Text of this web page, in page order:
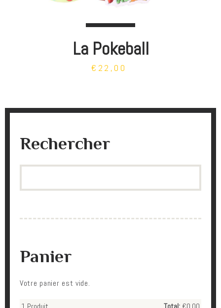
La Pokeball
€22,00
Rechercher
Panier
Votre panier est vide.